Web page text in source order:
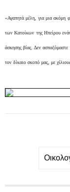
«Αγαπητά μέλη, για μια ακόμη
των Κατοίκων της Ηπείρου
άσκησης βίας. Δεν ασπαζόμαστε
τον δίκαιο σκοπό μας, με